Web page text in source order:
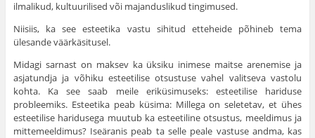
ilmalikud, kultuu­rilised või majanduslikud tingimused.
Niisiis, ka see esteetika vastu sihitud etteheide põhi­neb tema
ülesande väärkäsitusel.
Midagi sarnast on maksev ka üksiku inimese maitse arenemise ja
asjatundja ja võhiku esteetilise otsustuse vahel valitseva vastolu
kohta. Ka see saab meile eriküsimuseks: esteetilise hariduse
probleemiks. Esteetika peab küsima: Millega on seletetav, et ühes
esteetilise haridusega muutub ka esteetiline otsustus, meeldimus ja
mittemeeldimus? Ise­äranis peab ta selle peale vastuse andma, kas